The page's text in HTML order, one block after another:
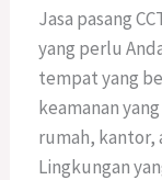
Jasa pasang
yang perlu
tempat yang
keamanan
rumah, kantor,
Lingkungan
di
Bandung
untuk
Rumah